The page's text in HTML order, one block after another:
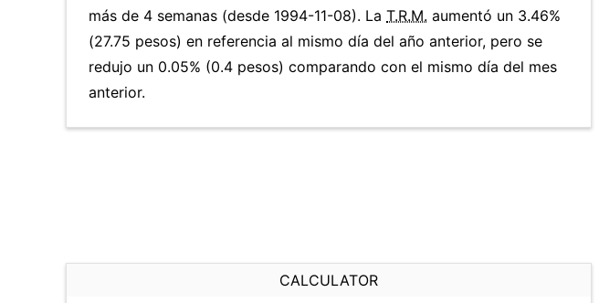
más de 4 semanas (desde 1994-11-08). La T.R.M. aumentó un 3.46%
(27.75 pesos) en referencia al mismo día del año anterior, pero se
redujo un 0.05% (0.4 pesos) comparando con el mismo día del mes
anterior.
CALCULATOR